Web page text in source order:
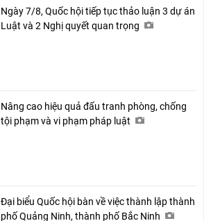
Ngày 7/8, Quốc hội tiếp tục thảo luận 3 dự án
Luật và 2 Nghị quyết quan trọng
Nâng cao hiệu quả đấu tranh phòng, chống
tội phạm và vi phạm pháp luật
Đại biểu Quốc hội bàn về việc thành lập thành
phố Quảng Ninh, thành phố Bắc Ninh